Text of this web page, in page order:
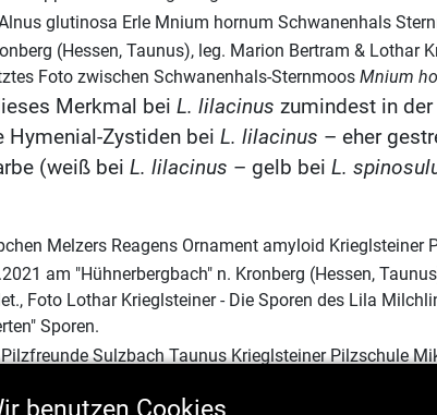
(Hessen, Taunus), leg. Marion Bertram & Lothar
Foto zwischen Schwanenhals-Sternmoos Mnium
Merkmal bei L. lilacinus zumindest in
Hymenial-Zystiden bei L. lilacinus – eher
(weiß bei L. lilacinus – gelb bei L.
am "Hühnerbergbach" n. Kronberg (Hessen,
Foto Lothar Krieglsteiner - Die Sporen des Lila
Sporen.
Taunus, det., Foto Lothar Krieglsteiner - Die Zystiden
benutzen Cookies